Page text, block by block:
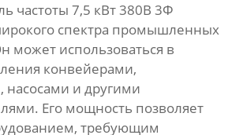
частоты 7,5 кВт 380В 3Ф
спектра промышленных
может использоваться в
конвейерами,
насосами и другими
Его мощность позволяет
требующим